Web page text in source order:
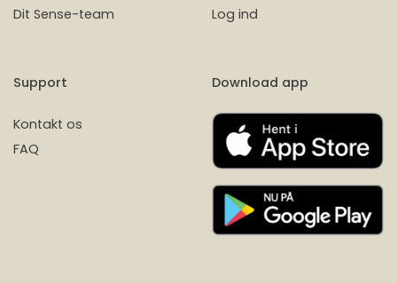
Dit Sense-team
Log ind
Support
Kontakt os
FAQ
Download app